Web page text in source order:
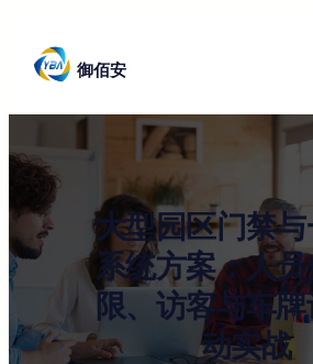
御佰安
大型园区门禁
系统方案：人
限、访客与车
动实战